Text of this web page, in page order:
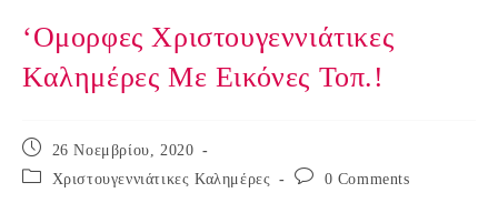
‘Ομορφες Χριστουγεννιάτικες
Καλημέρες Με Εικόνες Τοπ.!
Post
published:
26 Νοεμβρίου, 2020
Post
Χριστουγεννιάτικες Καλημέρες
Post
0 Comments